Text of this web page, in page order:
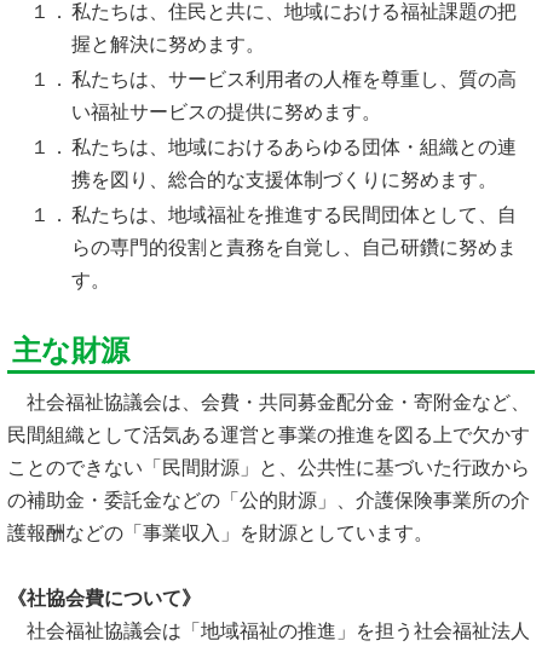
１． 私たちは、住民と共に、地域における福祉課題の把
握と解決に努めます。
１． 私たちは、サービス利用者の人権を尊重し、質の高
い福祉サービスの提供に努めます。
１． 私たちは、地域におけるあらゆる団体・組織との連
携を図り、総合的な支援体制づくりに努めます。
１． 私たちは、地域福祉を推進する民間団体として、自
らの専門的役割と責務を自覚し、自己研鑽に努めま
す。
主な財源
社会福祉協議会は、会費・共同募金配分金・寄附金など、
民間組織として活気ある運営と事業の推進を図る上で欠かす
ことのできない「民間財源」と、公共性に基づいた行政から
の補助金・委託金などの「公的財源」、介護保険事業所の介
護報酬などの「事業収入」を財源としています。
《社協会費について》
社会福祉協議会は「地域福祉の推進」を担う社会福祉法人